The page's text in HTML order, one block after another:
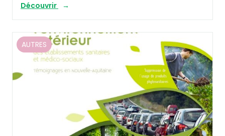
Découvrir
AUTRES